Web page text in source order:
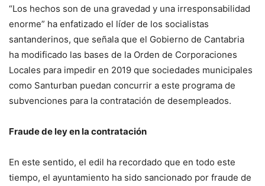
“Los hechos son de una gravedad y una irresponsabilidad
enorme” ha enfatizado el líder de los socialistas
santanderinos, que señala que el Gobierno de Cantabria
ha modificado las bases de la Orden de Corporaciones
Locales para impedir en 2019 que sociedades municipales
como Santurban puedan concurrir a este programa de
subvenciones para la contratación de desempleados.
Fraude de ley en la contratación
En este sentido, el edil ha recordado que en todo este
tiempo, el ayuntamiento ha sido sancionado por fraude de